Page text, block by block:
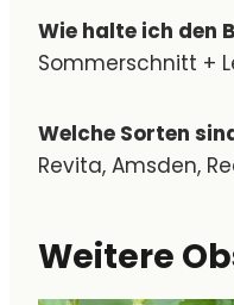
Wie halte ich den
Sommerschnitt +
Welche Sorten
Revita, Amsden,
Weitere